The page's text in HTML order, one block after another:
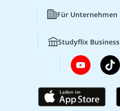
Für Unternehmen
Studyflix Business